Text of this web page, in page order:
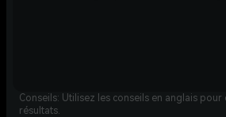
Conseils: Utilisez les conseils en anglais
résultats.